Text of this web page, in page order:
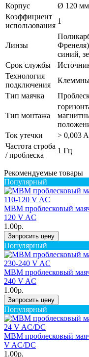
Корпус
Ø 120
Коэффициент
использования
1
Линзы
синий,
Срок службы
Технология
подключения
Тип маячка
Тип монтажа
Ток утечки
> 0,003
Частота строба
/ проблеска
1 Гц
Рекомендуемые товары
Популярный
MBM проблесковый
120 V AC
1.00р.
Запросить цену
Популярный
MBM проблесковый
240 V AC
1.00р.
Запросить цену
Популярный
MBM проблесковый
V AC/DC
1.00р.